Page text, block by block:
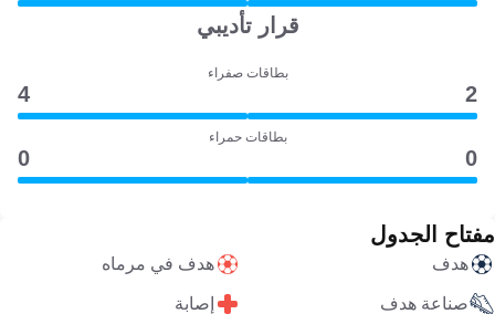
قرار تأديبي
بطاقات صفراء
2
4
بطاقات حمراء
0
0
مفتاح الجدول
هدف هدف في مرماه
صناعة هدف إصابة